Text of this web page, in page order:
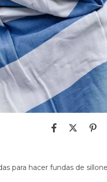
para hacer fundas de